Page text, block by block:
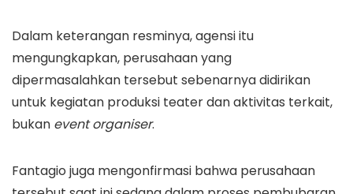
Dalam keterangan resminya, agensi itu
mengungkapkan, perusahaan yang
dipermasalahkan tersebut sebenarnya didirikan
untuk kegiatan produksi teater dan aktivitas terkait,
bukan event organiser.
Fantagio juga mengonfirmasi bahwa perusahaan